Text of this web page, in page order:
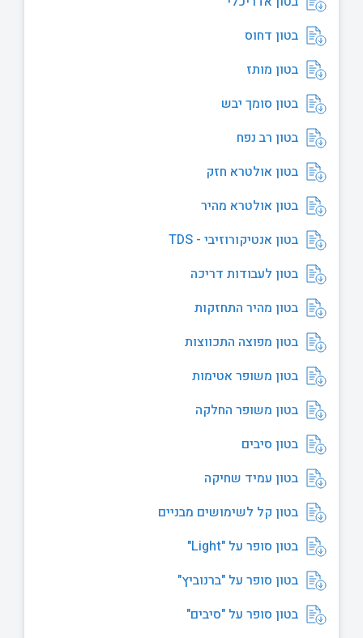
בטון דחוס
בטון מותז
בטון סומך יבש
בטון רב נפח
בטון אולטרא חזק
בטון אולטרא מהיר
בטון אנטיקורוזיבי - TDS
בטון לעבודות דריכה
בטון מהיר התחזקות
בטון מפוצה התכווצות
בטון משופר אטימות
בטון משופר החלקה
בטון סיבים
בטון עמיד שחיקה
בטון קל לשימושים מבניים
בטון סופר על "Light"
בטון סופר על "ברנוביץ"
בטון סופר על "סיבים"